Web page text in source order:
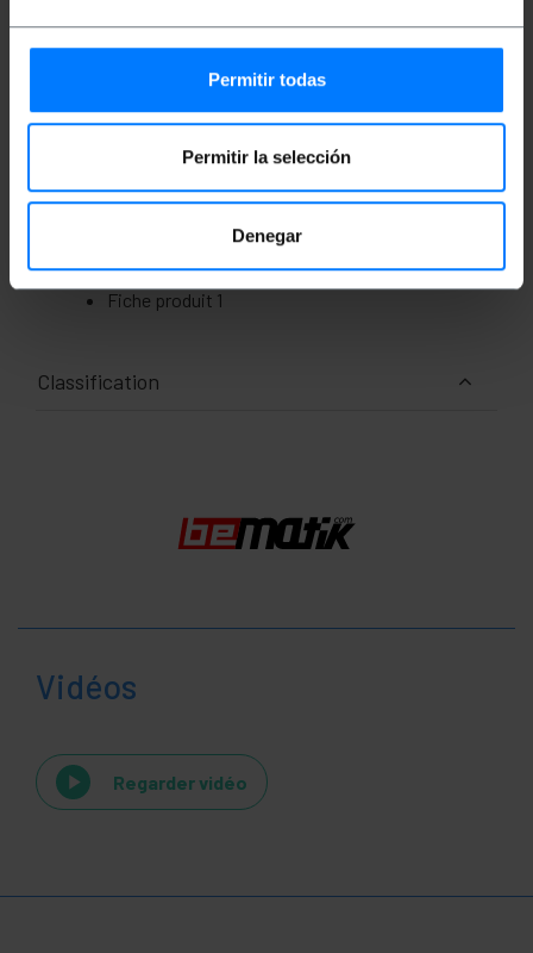
Permitir todas
Permitir la selección
Denegar
Poids brut: 670 g
Dimensions du produit (largeur x profondeur x
hauteur): 14.8 x 8.0 x 2.8 cm
Dimensions du colis: 21.5 x 18.0 x 6.0 cm
Fiche produit 1
Classification
Vidéos
Regarder vidéo